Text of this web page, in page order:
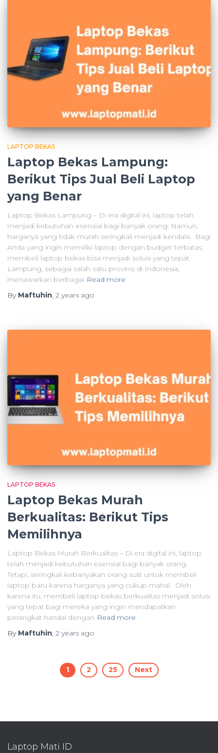
LAPTOP BEKAS
Laptop Bekas Lampung:
Berikut Tips Jual Beli Laptop
yang Benar
Laptop Bekas Lampung – Di era digital ini, laptop telah
menjadi kebutuhan esensial bagi banyak orang. Namun,
harganya yang tidak murah seringkali menjadi kendala. Bagi
Anda yang ingin memiliki laptop dengan budget terbatas,
membeli laptop bekas bisa menjadi solusi yang tepat.
Lampung, sebagai salah satu provinsi di Indonesia,
menawarkan berbagai Read more
By Maftuhin, 2 years ago
LAPTOP BEKAS
Laptop Bekas Murah
Berkualitas: Berikut Tips
Memilihnya
Laptop Bekas Murah Berkualitas – Di era digital ini, laptop
telah menjadi kebutuhan esensial bagi banyak orang.
Tetapi, seringkali kebanyakan orang sulit untuk membeli
laptop baru karena harganya yang cukup mahal. Oleh
karena itu, membeli laptop bekas berkualitas menjadi solusi
yang tepat bagi mereka yang ingin mendapatkan
perangkat handal dengan Read more
By Maftuhin, 2 years ago
1 2 25 Next
Laptop Mati ID